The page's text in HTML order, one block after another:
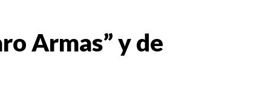
Armas” y de